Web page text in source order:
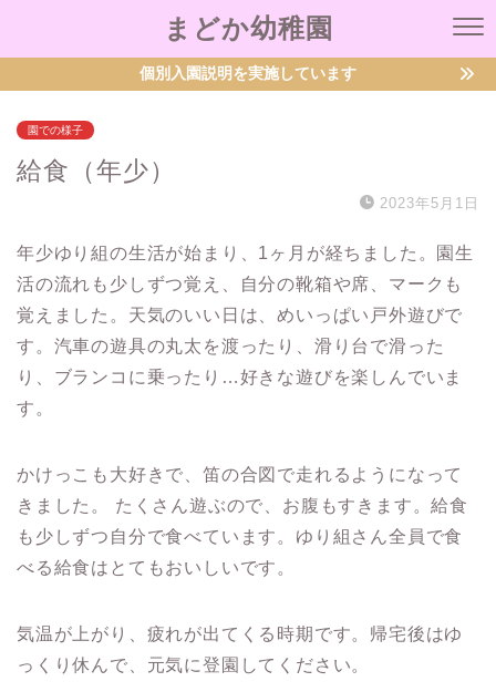
まどか幼稚園
個別入園説明を実施しています
園での様子
給食（年少）
2023年5月1日
年少ゆり組の生活が始まり、1ヶ月が経ちました。園生
活の流れも少しずつ覚え、自分の靴箱や席、マークも
覚えました。天気のいい日は、めいっぱい戸外遊びで
す。汽車の遊具の丸太を渡ったり、滑り台で滑った
り、ブランコに乗ったり…好きな遊びを楽しんでいま
す。
かけっこも大好きで、笛の合図で走れるようになって
きました。 たくさん遊ぶので、お腹もすきます。給食
も少しずつ自分で食べています。ゆり組さん全員で食
べる給食はとてもおいしいです。
気温が上がり、疲れが出てくる時期です。帰宅後はゆ
っくり休んで、元気に登園してください。